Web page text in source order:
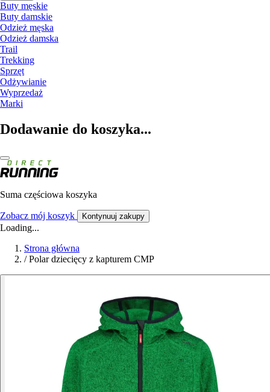
Buty męskie
Buty damskie
Odzież męska
Odzież damska
Trail
Trekking
Sprzęt
Odżywianie
Wyprzedaż
Marki
Dodawanie do koszyka...
Suma częściowa koszyka
Zobacz mój koszyk Kontynuuj zakupy
Loading...
Strona główna
/ Polar dziecięcy z kapturem CMP